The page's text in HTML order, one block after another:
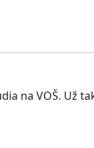
na VOŠ. Už